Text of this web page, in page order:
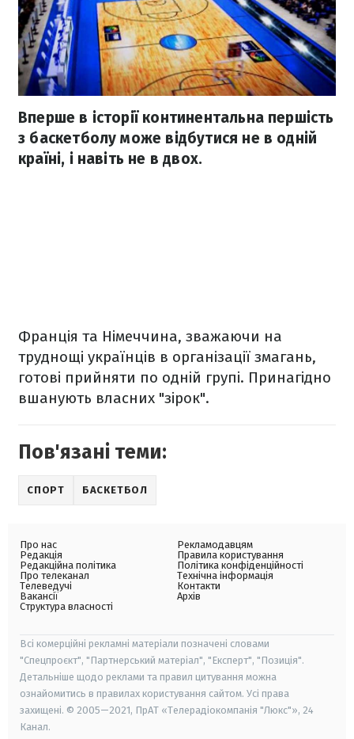
Вперше в історії континентальна першість
з баскетболу може відбутися не в одній
країні, і навіть не в двох.
Франція та Німеччина, зважаючи на
труднощі українців в організації змагань,
готові прийняти по одній групі. Принагідно
вшанують власних "зірок".
Пов'язані теми:
СПОРТ БАСКЕТБОЛ
Про нас
Редакція
Редакційна політика
Про телеканал
Телеведучі
Вакансії
Структура власності
Рекламодавцям
Правила користування
Політика конфіденційності
Технічна інформація
Контакти
Архів
Всі комерційні рекламні матеріали позначені словами
"Спецпроєкт", "Партнерський матеріал", "Експерт", "Позиція".
Детальніше щодо реклами та правил цитування можна
ознайомитись в правилах користування сайтом. Усі права
захищені. © 2005—2021, ПрАТ «Телерадіокомпанія "Люкс"», 24
Канал.